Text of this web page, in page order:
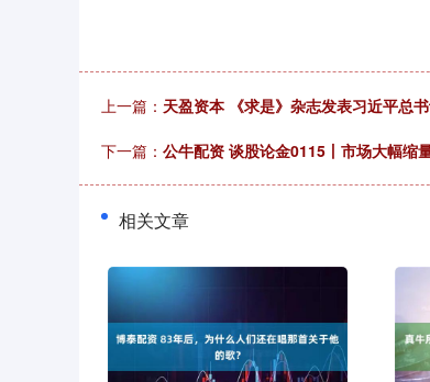
上一篇： 天盈资本 《求是》杂志发表习近平总
下一篇： 公牛配资 谈股论金0115丨市场大幅缩
相关文章